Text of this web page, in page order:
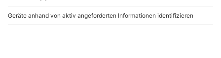
Weinseminar Einsteiger
für 2 Würzburg
Rebsortenkurs mit
Degustation Würzburg